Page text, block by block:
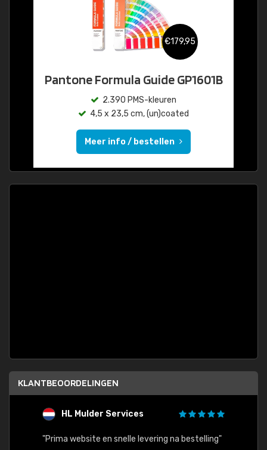
€179,95
Pantone Formula Guide GP1601B
2.390 PMS-kleuren
4,5 x 23,5 cm, (un)coated
Meer info / bestellen
KLANTBEOORDELINGEN
HL Mulder Services
"Prima website en snelle levering na bestelling"